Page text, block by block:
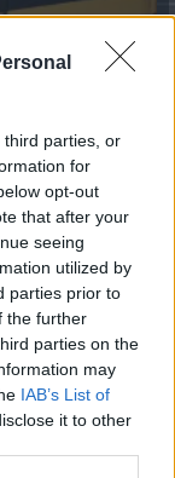
third parties, or
for
opt-out
that after your
seeing
utilized by
parties prior to
the further
parties on the
may
IAB’s List of
it to other